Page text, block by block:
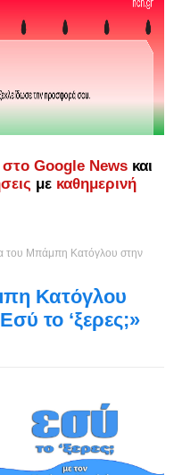
Google News και
με καθημερινή
του Μπάμπη Κατόγλου στην
Κατόγλου
το ‘ξερες;»